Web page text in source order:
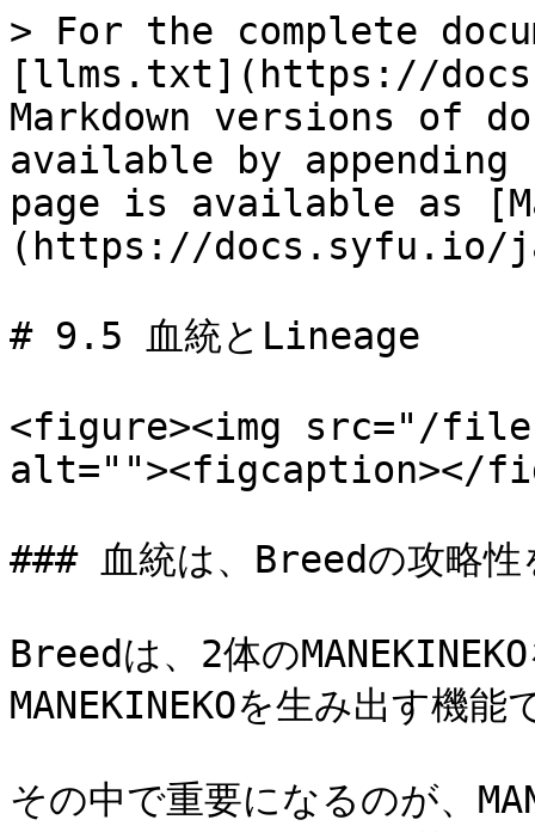
> For the complete
[llms.txt](https://
Markdown versions of
available by
page is available as
(https://docs.syfu.io/
# 9.5 血統とLineage
<figure><img src="/files/
alt=""><figcaption></
### 血統は、Breedの攻略性
Breedは、2体の
MANEKINEKOを生み出す機能
その中で重要になるのが、